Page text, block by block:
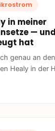
in meiner
—
hat
genau an
Healy in der